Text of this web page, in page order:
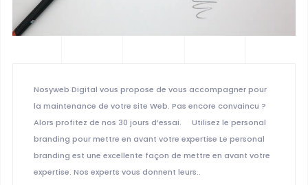
Nosyweb Digital vous propose de vous accompagner pour
la maintenance de votre site Web. Pas encore convaincu ?
Alors profitez de nos 30 jours d’essai. Utilisez le personal
branding pour mettre en avant votre expertise Le personal
branding est une excellente façon de mettre en avant votre
expertise. Nos experts vous donnent leurs..